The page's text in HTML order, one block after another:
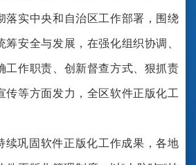
落实中央和自治区工作部署，围绕
筹安全与发展，在强化组织协调、
工作职责、创新督查方式、狠抓责
传等方面发力，全区软件正版化工
续巩固软件正版化工作成果，各地